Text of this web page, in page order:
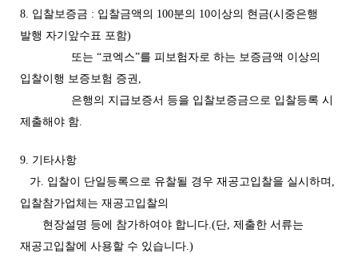
8. 입찰보증금 : 입찰금액의 100분의 10이상의 현금(시중은행
발행 자기앞수표 포함)
또는 “코엑스”를 피보험자로 하는 보증금액 이상의
입찰이행 보증보험 증권,
은행의 지급보증서 등을 입찰보증금으로 입찰등록 시
제출해야 함.
9. 기타사항
가. 입찰이 단일등록으로 유찰될 경우 재공고입찰을 실시하며,
입찰참가업체는 재공고입찰의
현장설명 등에 참가하여야 합니다.(단, 제출한 서류는
재공고입찰에 사용할 수 있습니다.)